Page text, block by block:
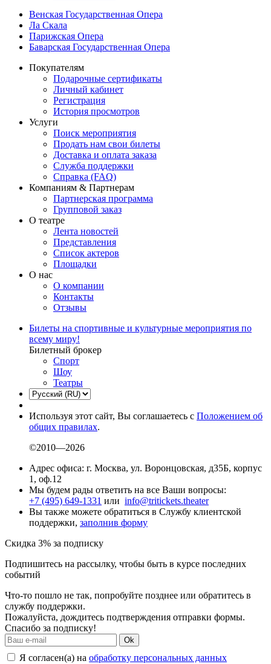
Венская Государственная Опера
Ла Скала
Парижская Опера
Баварская Государственная Опера
Покупателям
Подарочные сертификаты
Личный кабинет
Регистрация
История просмотров
Услуги
Поиск мероприятия
Продать нам свои билеты
Доставка и оплата заказа
Служба поддержки
Справка (FAQ)
Компаниям & Партнерам
Партнерская программа
Групповой заказ
О театре
Лента новостей
Представления
Список актеров
Площадки
О нас
О компании
Контакты
Отзывы
Билеты на спортивные и культурные мероприятия по
всему миру!
Билетный брокер
Спорт
Шоу
Театры
Используя этот сайт, Вы соглашаетесь с Положением об
общих правилах.
©2010—2026
Адрес офиса: г. Москва, ул. Воронцовская, д35Б, корпус
1, оф.12
Мы будем рады ответить на все Ваши вопросы:
+7 (495) 649-1331 или info@tritickets.theater
Вы также можете обратиться в Службу клиентской
поддержки, заполнив форму
Скидка 3% за подписку
Подпишитесь на рассылку, чтобы быть в курсе последних
событий
Что-то пошло не так, попробуйте позднее или обратитесь в
службу поддержки.
Пожалуйста, дождитесь подтверждения отправки формы.
Спасибо за подписку!
Ok
Я согласен(а) на обработку персональных данных